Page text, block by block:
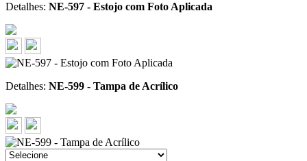
Detalhes: NE-597 - Estojo com Foto Aplicada
Detalhes: NE-599 - Tampa de Acrílico